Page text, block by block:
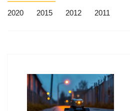
2020 2015 2012 2011